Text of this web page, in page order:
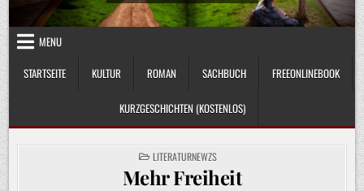
MENU
STARTSEITE
KULTUR ROMAN SACHBUCH FREEONLINEBOOK
KURZGESCHICHTEN (KOSTENLOS)
POSTED
IN
LITERATURNEWZS
Mehr Freiheit